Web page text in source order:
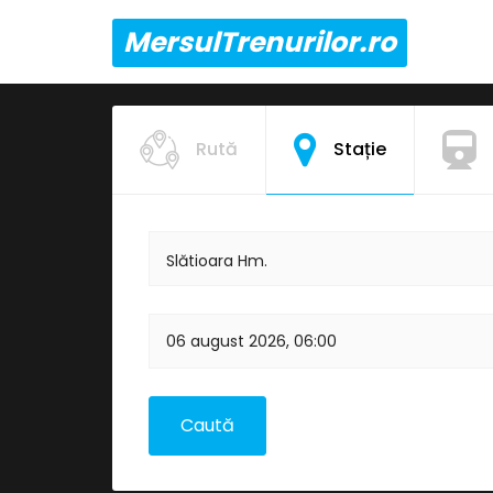
MersulTrenurilor.ro
Rută Stație
Slătioara Hm.